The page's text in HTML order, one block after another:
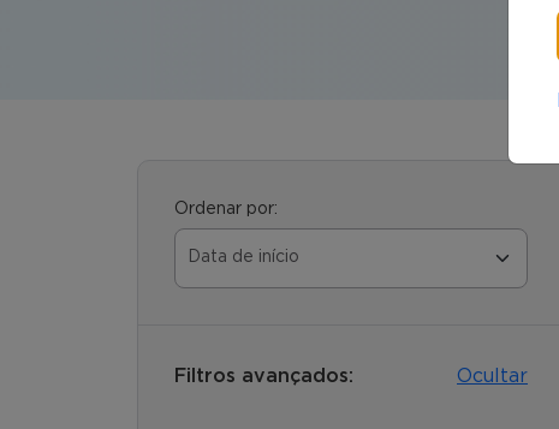
Ordenar por:
Filtros avançados: Ocultar